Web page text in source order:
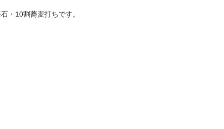
・10割蕎麦打ちです。